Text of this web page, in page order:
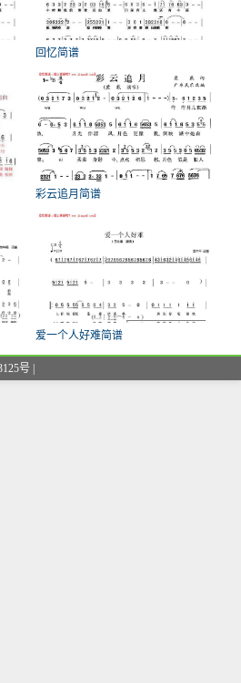
回忆简谱
彩云追月简谱
爱一个人好难简谱
号 |